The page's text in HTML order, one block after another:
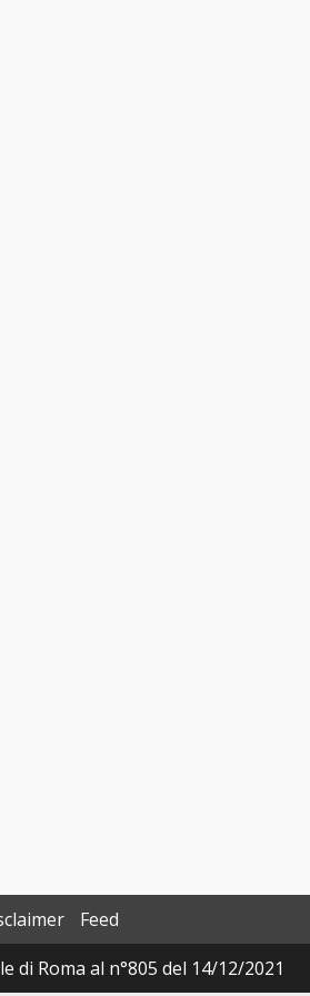
Feed
Roma al n°805 del 14/12/2021